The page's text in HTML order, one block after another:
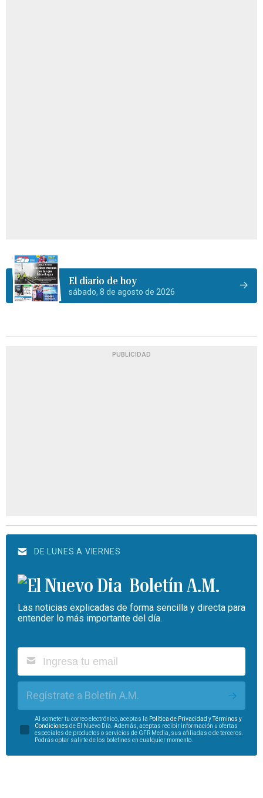
El diario de hoy
sábado, 8 de agosto de 2026
PUBLICIDAD
DE LUNES A VIERNES
Boletín A.M.
Las noticias explicadas de forma sencilla y directa para
entender lo más importante del día.
Regístrate a Boletín A.M.
Al someter tu correo electrónico, aceptas la Política de Privacidad yTérminos y
Condiciones de El Nuevo Día. Además, aceptas recibir información u ofertas
especiales de productos o servicios de GFR Media, sus afiliadas o de terceros.
Podrás optar salirte de los boletines en cualquier momento.